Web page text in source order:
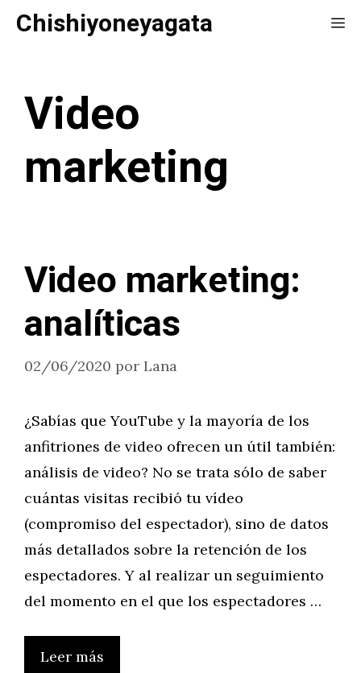
SaltarChishiyoneyagata
Video
marketing
Video marketing:
analíticas
02/06/2020 por Lana
¿Sabías que YouTube y la mayoría de los
anfitriones de video ofrecen un útil también:
análisis de video? No se trata sólo de saber
cuántas visitas recibió tu vídeo
(compromiso del espectador), sino de datos
más detallados sobre la retención de los
espectadores. Y al realizar un seguimiento
del momento en el que los espectadores …
Leer más